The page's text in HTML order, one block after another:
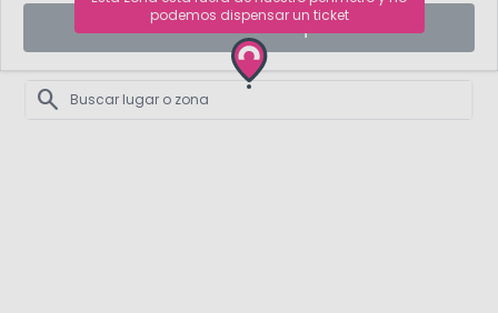
search
podemos dispensar un ticket
Sacar ticket aquí